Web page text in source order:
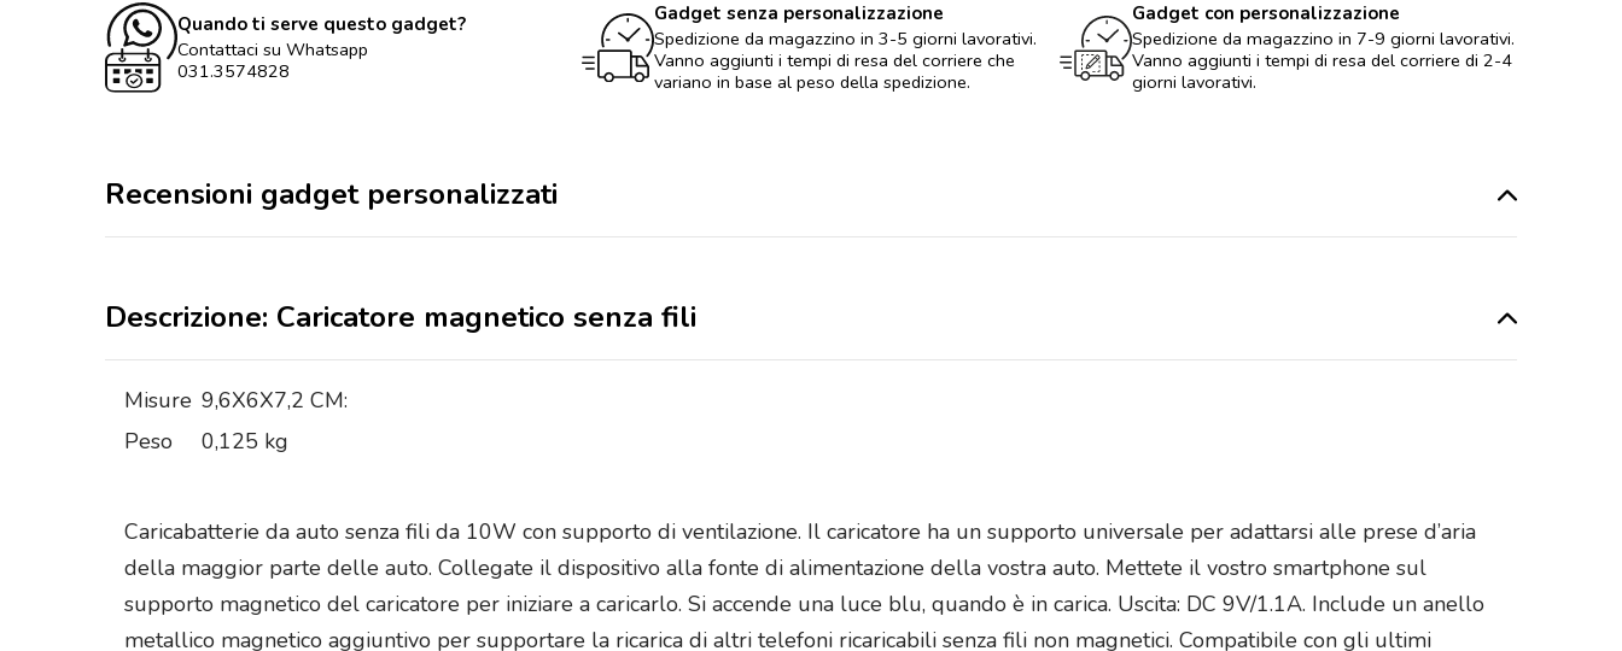
Quando ti serve questo gadget?
Contattaci su Whatsapp
031.3574828
Gadget senza personalizzazione
Spedizione da magazzino in 3-5 giorni lavorativi.
Vanno aggiunti i tempi di resa del corriere che
variano in base al peso della spedizione.
Gadget con personalizzazione
Spedizione da magazzino in 7-9 giorni lavorativi.
Vanno aggiunti i tempi di resa del corriere di 2-4
giorni lavorativi.
Recensioni gadget personalizzati
Descrizione: Caricatore magnetico senza fili
Misure 9,6X6X7,2 CM:
Peso
0,125 kg
Caricabatterie da auto senza fili da 10W con supporto di ventilazione. Il caricatore ha un supporto universale per adattarsi alle prese d’aria
della maggior parte delle auto. Collegate il dispositivo alla fonte di alimentazione della vostra auto. Mettete il vostro smartphone sul
supporto magnetico del caricatore per iniziare a caricarlo. Si accende una luce blu, quando è in carica. Uscita: DC 9V/1.1A. Include un anello
metallico magnetico aggiuntivo per supportare la ricarica di altri telefoni ricaricabili senza fili non magnetici. Compatibile con gli ultimi